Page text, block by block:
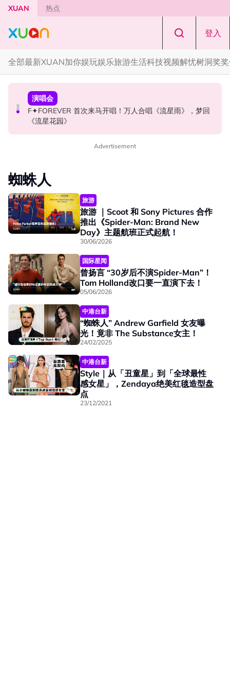
Skip to main content
XUAN 热点
登入
全部最新XUAN加你娱玩娱乐旅游生活科技视频解忧树洞奖
国际星闻
CORTIS MARTIN一开口就沦陷！深情演绎JANNABI歌曲
获网友狂赞！
国际星闻
张员瑛频陷耍大牌争议！首度吐心声：真相终究会浮出水
面！
演唱会
F✦FOREVER 首次来马开唱！万人合唱《流星雨》，梦回
《流星花园》
Advertisement
蜘蛛人
旅游
旅游 ｜Scoot 和 Sony Pictures 合作
推出《Spider-Man: Brand New
Day》主题航班正式起航！
30/06/2026
国际星闻
曾扬言 “30岁后不演Spider-Man”！
Tom Holland改口要一直演下去！
05/06/2026
中港台新
“蜘蛛人” Andrew Garfield 女友曝
光！竟非 The Substance女主！
24/02/2025
中港台新
Style｜从「丑童星」到「全球最性
感女星」，Zendaya绝美红毯造型盘
点
23/12/2021